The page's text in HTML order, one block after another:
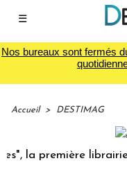
☰
Nos bureaux sont fermés
Accueil > DESTIMAG
la première librairie